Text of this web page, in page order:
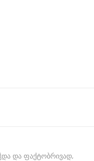
და ფაქტობრივად,